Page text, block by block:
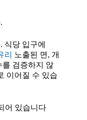
식당 입구에
리
노출된 면, 개
를 검증하지 않
이어질 수 있습
어 있습니다